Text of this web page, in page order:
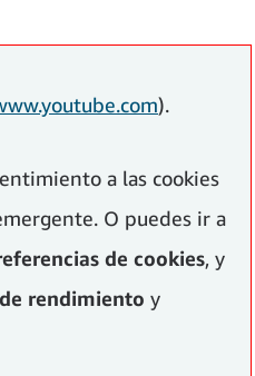
).
a las cookies
O puedes ir a
de cookies, y
rendimiento y